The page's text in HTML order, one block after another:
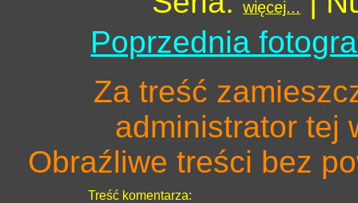
więcej...
Poprzednia
Za treść
administrator tej
Obraźliwe treści bez
Treść komentarza: